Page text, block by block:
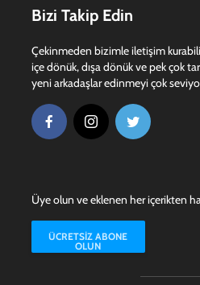
Bizi Takip Edin
Çekinmeden bizimle iletişim
içe dönük, dışa dönük ve pek çok
yeni arkadaşlar edinmeyi çok
Üye olun ve eklenen her içerikten
ÜCRETSIZ ABONE
OLUN